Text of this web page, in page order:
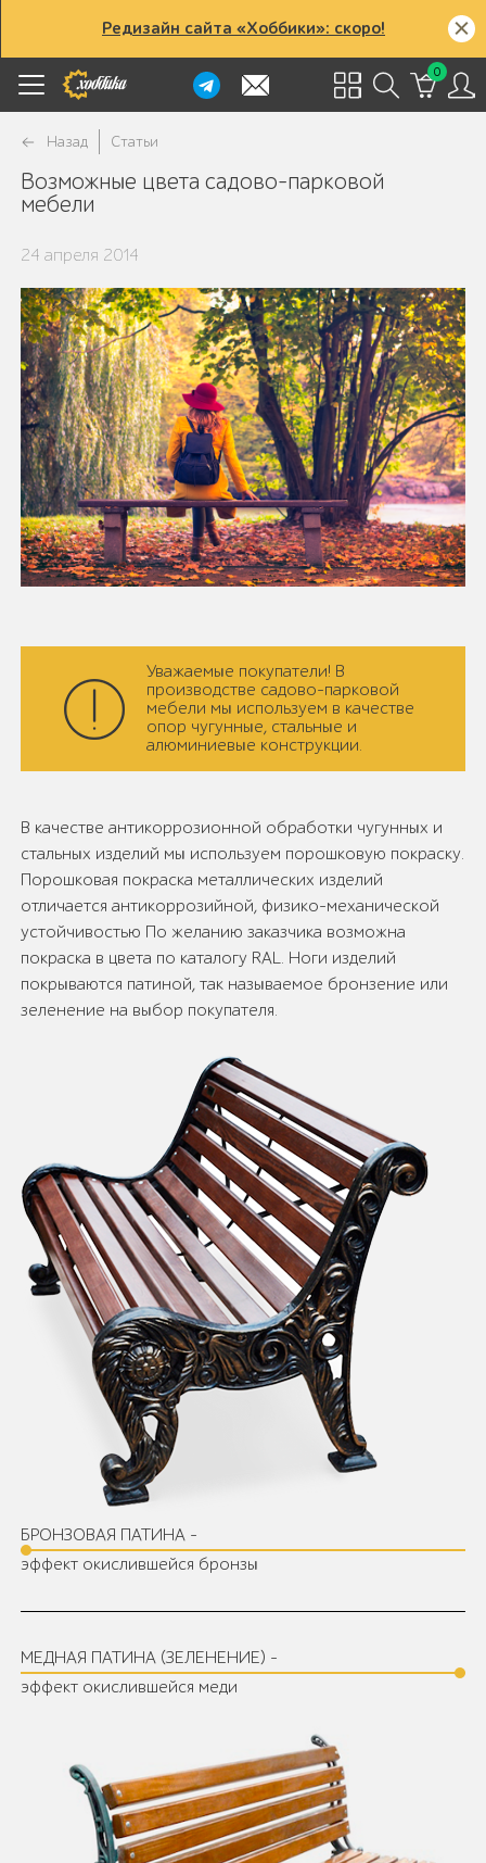
Редизайн сайта «Хоббики»: скоро!
0
Назад Статьи
Возможные цвета садово-парковой
мебели
24 апреля 2014
Уважаемые покупатели! В
производстве садово-парковой
мебели мы используем в качестве
опор чугунные, стальные и
алюминиевые конструкции.
В качестве антикоррозионной обработки чугунных и
стальных изделий мы используем порошковую покраску.
Порошковая покраска металлических изделий
отличается антикоррозийной, физико-механической
устойчивостью По желанию заказчика возможна
покраска в цвета по каталогу RAL. Ноги изделий
покрываются патиной, так называемое бронзение или
зеленение на выбор покупателя.
БРОНЗОВАЯ ПАТИНА -
эффект окислившейся бронзы
МЕДНАЯ ПАТИНА (ЗЕЛЕНЕНИЕ) -
эффект окислившейся меди